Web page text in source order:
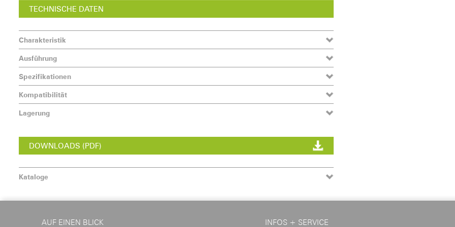
TECHNISCHE DATEN
Charakteristik
Ausführung
Spezifikationen
Kompatibilität
Lagerung
DOWNLOADS (PDF)
Kataloge
AUF EINEN BLICK INFOS + SERVICE